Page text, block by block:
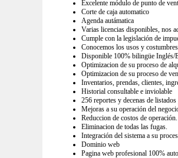
Excelente módulo de punto de
Corte de caja automatico
Agenda autámatica
Varias licencias disponibles, nos
Cumple con la legislación de
Conocemos los usos y
Disponible 100% bilingüe Inglés/
Optimizacion de su proceso de
Optimizacion de su proceso de
Inventarios, prendas, clientes,
Historial consultable e inviolable
256 reportes y decenas de
Mejoras a su operación del
Reduccion de costos de operación.
Eliminacion de todas las fugas.
Integración del sistema a su
Dominio web
Pagina web profesional 100%